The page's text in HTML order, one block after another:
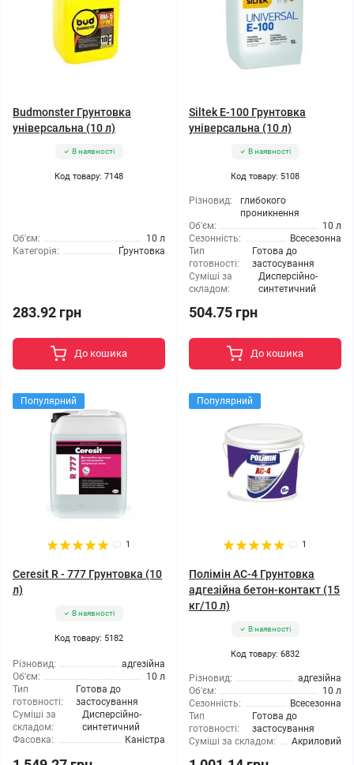
Budmonster Грунтовка
універсальна (10 л)
В наявності
Код товару: 7148
Об'єм:
10 л
Категорія:
Ґрунтовка
283.92 грн
До кошика
Siltek E-100 Грунтовка
універсальна (10 л)
В наявності
Код товару: 5108
Різновид:
глибокого
проникнення
Об'єм:
10 л
Сезонність:
Всесезонна
Тип
готовності:
Готова до
застосування
Суміші за
складом:
Дисперсійно-
синтетичний
504.75 грн
До кошика
Популярний
1
Ceresit R - 777 Грунтовка (10
л)
В наявності
Код товару: 5182
Різновид:
адгезійна
Об'єм:
10 л
Тип
готовності:
Готова до
застосування
Суміші за
складом:
Дисперсійно-
синтетичний
Фасовка:
Каністра
Популярний
1
Полімін АС-4 Грунтовка
адгезійна бетон-контакт (15
кг/10 л)
В наявності
Код товару: 6832
Різновид:
адгезійна
Об'єм:
10 л
Сезонність:
Всесезонна
Тип
готовності:
Готова до
застосування
Суміші за складом:
Акриловий